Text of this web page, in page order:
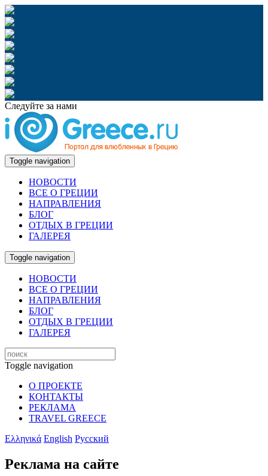
Следуйте за нами
Toggle navigation
НОВОСТИ
ВСЕ О ГРЕЦИИ
НАПРАВЛЕНИЯ
БЛОГ
ОТДЫХ В ГРЕЦИИ
ГАЛЕРЕЯ
Toggle navigation
НОВОСТИ
ВСЕ О ГРЕЦИИ
НАПРАВЛЕНИЯ
БЛОГ
ОТДЫХ В ГРЕЦИИ
ГАЛЕРЕЯ
Toggle navigation
О ПРОЕКТЕ
КОНТАКТЫ
РЕКЛАМА
TRAVEL GREECE
Ελληνικά English Русский
Реклама на сайте